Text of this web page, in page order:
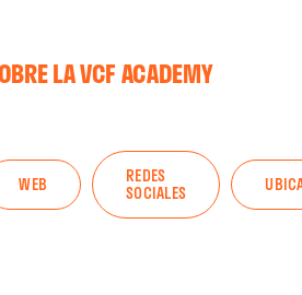
LA VCF ACADEMY
WEB REDES
SOCIALES